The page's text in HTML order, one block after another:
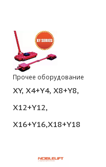
Прочее оборудование
XY, X4+Y4, X8+Y8,
X12+Y12,
X16+Y16,X18+Y18